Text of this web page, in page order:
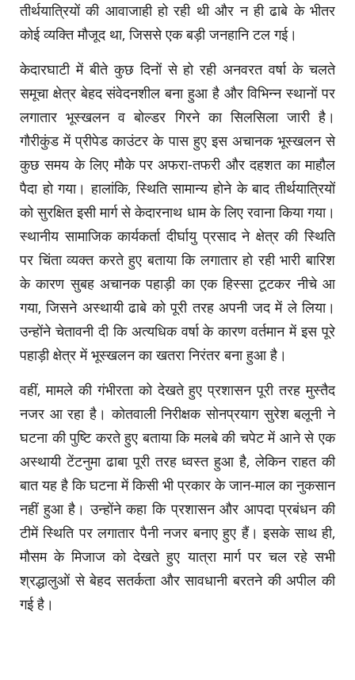
तीर्थयात्रियों की आवाजाही हो रही थी और न ही ढाबे के भीतर
कोई व्यक्ति मौजूद था, जिससे एक बड़ी जनहानि टल गई।
केदारघाटी में बीते कुछ दिनों से हो रही अनवरत वर्षा के चलते
समूचा क्षेत्र बेहद संवेदनशील बना हुआ है और विभिन्न स्थानों पर
लगातार भूस्खलन व बोल्डर गिरने का सिलसिला जारी है।
गौरीकुंड में प्रीपेड काउंटर के पास हुए इस अचानक भूस्खलन से
कुछ समय के लिए मौके पर अफरा-तफरी और दहशत का माहौल
पैदा हो गया। हालांकि, स्थिति सामान्य होने के बाद तीर्थयात्रियों
को सुरक्षित इसी मार्ग से केदारनाथ धाम के लिए रवाना किया गया।
स्थानीय सामाजिक कार्यकर्ता दीर्घायु प्रसाद ने क्षेत्र की स्थिति
पर चिंता व्यक्त करते हुए बताया कि लगातार हो रही भारी बारिश
के कारण सुबह अचानक पहाड़ी का एक हिस्सा टूटकर नीचे आ
गया, जिसने अस्थायी ढाबे को पूरी तरह अपनी जद में ले लिया।
उन्होंने चेतावनी दी कि अत्यधिक वर्षा के कारण वर्तमान में इस पूरे
पहाड़ी क्षेत्र में भूस्खलन का खतरा निरंतर बना हुआ है।
वहीं, मामले की गंभीरता को देखते हुए प्रशासन पूरी तरह मुस्तैद
नजर आ रहा है। कोतवाली निरीक्षक सोनप्रयाग सुरेश बलूनी ने
घटना की पुष्टि करते हुए बताया कि मलबे की चपेट में आने से एक
अस्थायी टेंटनुमा ढाबा पूरी तरह ध्वस्त हुआ है, लेकिन राहत की
बात यह है कि घटना में किसी भी प्रकार के जान-माल का नुकसान
नहीं हुआ है। उन्होंने कहा कि प्रशासन और आपदा प्रबंधन की
टीमें स्थिति पर लगातार पैनी नजर बनाए हुए हैं। इसके साथ ही,
मौसम के मिजाज को देखते हुए यात्रा मार्ग पर चल रहे सभी
श्रद्धालुओं से बेहद सतर्कता और सावधानी बरतने की अपील की
गई है।